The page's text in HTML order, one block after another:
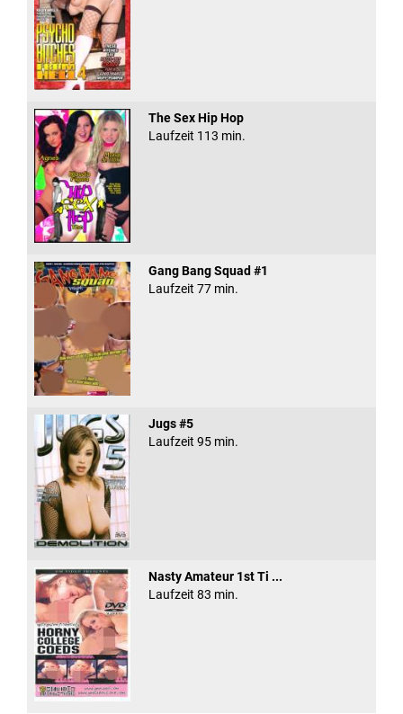
The Sex Hip Hop
Laufzeit 113 min.
Gang Bang Squad #1
Laufzeit 77 min.
Jugs #5
Laufzeit 95 min.
Nasty Amateur 1st Ti ...
Laufzeit 83 min.